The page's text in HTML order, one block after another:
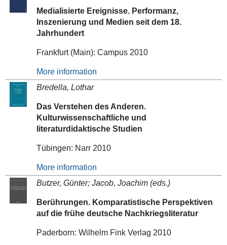
Medialisierte Ereignisse. Performanz,
Inszenierung und Medien seit dem 18.
Jahrhundert
Frankfurt (Main): Campus 2010
More information
Bredella, Lothar
Das Verstehen des Anderen.
Kulturwissenschaftliche und
literaturdidaktische Studien
Tübingen: Narr 2010
More information
Butzer, Günter; Jacob, Joachim (eds.)
Berührungen. Komparatistische Perspektiven
auf die frühe deutsche Nachkriegsliteratur
Paderborn: Wilhelm Fink Verlag 2010